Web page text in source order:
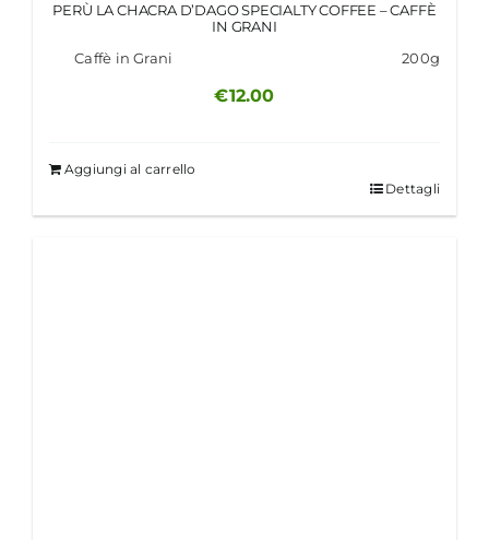
PERÙ LA CHACRA D’DAGO SPECIALTY COFFEE – CAFFÈ
IN GRANI
Caffè in Grani
200g
€12.00
Aggiungi al carrello
Dettagli